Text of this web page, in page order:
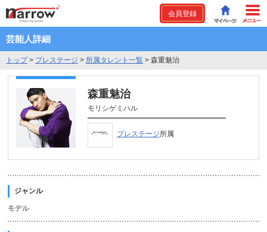
会員登録
芸能人詳細
トップ> プレステージ > 所属タレント一覧 > 森重魅治
森重魅治
モリシゲミハル
プレステージ所属
ジャンル
モデル